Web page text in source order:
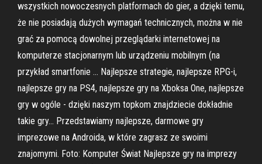
wszystkich nowoczesnych platformach do gier, a dzięki temu,
że nie posiadają dużych wymagań technicznych, można w nie
grać za pomocą dowolnej przeglądarki internetowej na
komputerze stacjonarnym lub urządzeniu mobilnym (na
przykład smartfonie … Najlepsze strategie, najlepsze RPG-i,
najlepsze gry na PS4, najlepsze gry na Xboksa One, najlepsze
gry w ogóle - dzięki naszym topkom znajdziecie dokładnie
takie gry… Przedstawiamy najlepsze, darmowe gry
imprezowe na Androida, w które zagrasz ze swoimi
znajomymi. Foto: Komputer Świat Najlepsze gry na imprezy